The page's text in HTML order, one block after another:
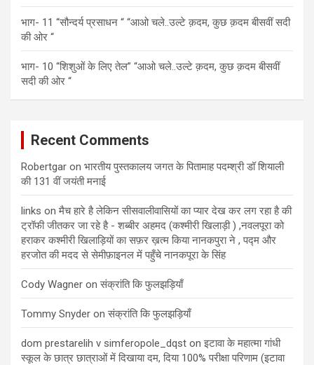
भाग- 11 “सौन्दर्य प्रसाधन “ “आओ चले..उल्टे क़दम, कुछ क़दम बीसवीं सदी
की ओर “
भाग- 10 “शिशुओं के लिए तेल” “आओ चले..उल्टे क़दम, कुछ क़दम बीसवीं
सदी की ओर “
Recent Comments
Robertgar on भारतीय पुस्तकालय जगत के पितामाह पदम्श्री डॉ शियाली
की 131 वीं जयंती मनाई
links onमैच हारे है लेकिन सीसवालीवासियों का प्यार देख कर लग रहा है की
ट्रॉफी जीतकर जा रहे है - शब्बीर अहमद (कश्मीरी खिलाड़ी ) ,नवलपूरा को
हराकर कश्मीरी खिलाड़ियों का सफ़र ख़त्म किया नानकपुरा ने , पद्म और
हरजोत की मदद से सेमीफ़ाइनल में पहुँचे नानकपूरा के सिंह
Cody Wagner onसंक्रांति कि फुलझड़ियाँ
Tommy Snyder onसंक्रांति कि फुलझड़ियाँ
dom prestarelih v simferopole_dqst onइटावा के महात्मा गांधी
स्कूल के छात्र छात्राओं में दिखाया दम, दिया 100% परीक्षा परिणाम (इटावा